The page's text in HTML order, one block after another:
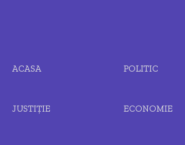
ACASA POLITIC
JUSTIȚIE ECONOMIE